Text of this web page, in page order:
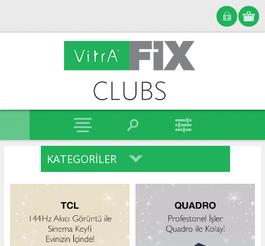
KATEGORILER